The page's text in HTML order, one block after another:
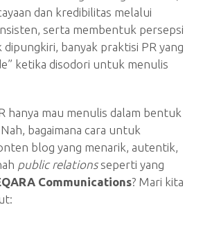
dan kredibilitas melalui
serta membentuk persepsi
banyak praktisi PR yang
ketika disodori untuk menulis
hanya mau menulis dalam bentuk
bagaimana cara untuk
blog yang menarik, autentik,
public relationsseperti yang
Communications? Mari kita